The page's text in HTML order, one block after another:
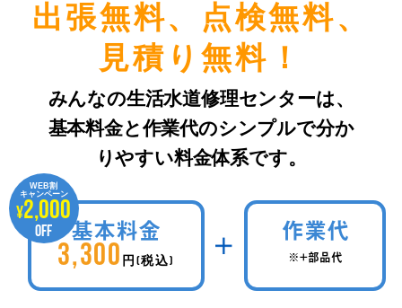
出張無料、点検無料、
⾒積り無料！
みんなの⽣活⽔道修理センターは、
基本料金と作業代のシンプルで分か
りやすい料金体系です。
WEB割
キャンペーン
¥2,000
OFF 基本料金
3,300 円(税込)
作業代
※+部品代